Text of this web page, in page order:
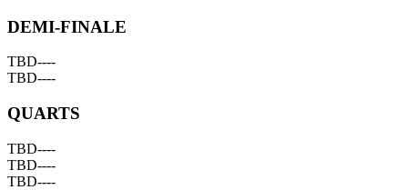
DEMI-FINALE
TBD----
TBD----
QUARTS
TBD----
TBD----
TBD----